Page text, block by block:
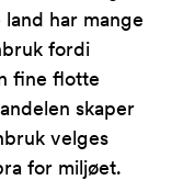
har mange
fordi
fine flotte
skaper
velges
for miljøet.